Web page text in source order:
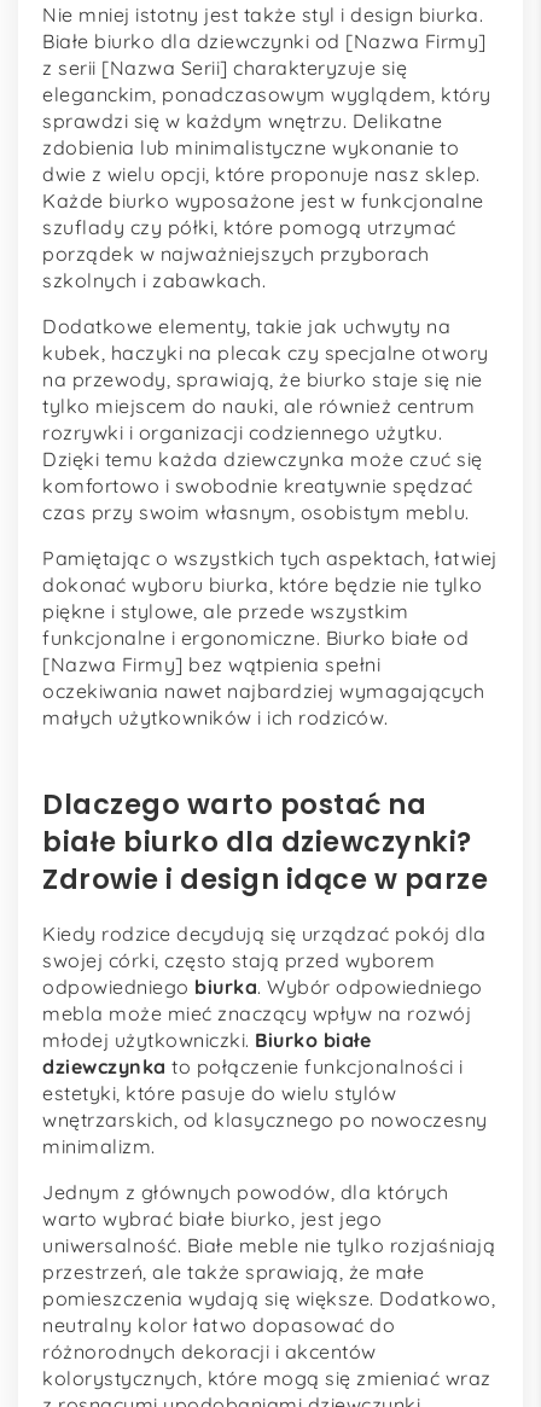
Nie mniej istotny jest także styl i design biurka.
Białe biurko dla dziewczynki od [Nazwa Firmy]
z serii [Nazwa Serii] charakteryzuje się
eleganckim, ponadczasowym wyglądem, który
sprawdzi się w każdym wnętrzu. Delikatne
zdobienia lub minimalistyczne wykonanie to
dwie z wielu opcji, które proponuje nasz sklep.
Każde biurko wyposażone jest w funkcjonalne
szuflady czy półki, które pomogą utrzymać
porządek w najważniejszych przyborach
szkolnych i zabawkach.
Dodatkowe elementy, takie jak uchwyty na
kubek, haczyki na plecak czy specjalne otwory
na przewody, sprawiają, że biurko staje się nie
tylko miejscem do nauki, ale również centrum
rozrywki i organizacji codziennego użytku.
Dzięki temu każda dziewczynka może czuć się
komfortowo i swobodnie kreatywnie spędzać
czas przy swoim własnym, osobistym meblu.
Pamiętając o wszystkich tych aspektach, łatwiej
dokonać wyboru biurka, które będzie nie tylko
piękne i stylowe, ale przede wszystkim
funkcjonalne i ergonomiczne. Biurko białe od
[Nazwa Firmy] bez wątpienia spełni
oczekiwania nawet najbardziej wymagających
małych użytkowników i ich rodziców.
Dlaczego warto postać na
białe biurko dla dziewczynki?
Zdrowie i design idące w parze
Kiedy rodzice decydują się urządzać pokój dla
swojej córki, często stają przed wyborem
odpowiedniego biurka. Wybór odpowiedniego
mebla może mieć znaczący wpływ na rozwój
młodej użytkowniczki. Biurko białe
dziewczynka to połączenie funkcjonalności i
estetyki, które pasuje do wielu stylów
wnętrzarskich, od klasycznego po nowoczesny
minimalizm.
Jednym z głównych powodów, dla których
warto wybrać białe biurko, jest jego
uniwersalność. Białe meble nie tylko rozjaśniają
przestrzeń, ale także sprawiają, że małe
pomieszczenia wydają się większe. Dodatkowo,
neutralny kolor łatwo dopasować do
różnorodnych dekoracji i akcentów
kolorystycznych, które mogą się zmieniać wraz